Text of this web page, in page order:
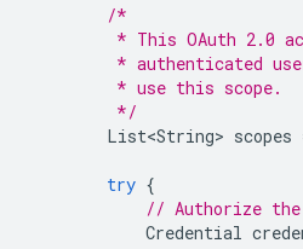
/*
* This OAuth 2.0
* authenticated
         * use this scope.
         */
List<String> scopes
try {
// Authorize
Credential